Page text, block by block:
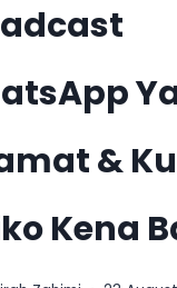
&
Kena